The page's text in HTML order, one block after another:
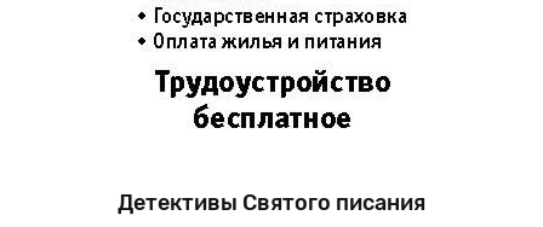
Детективы Святого писания